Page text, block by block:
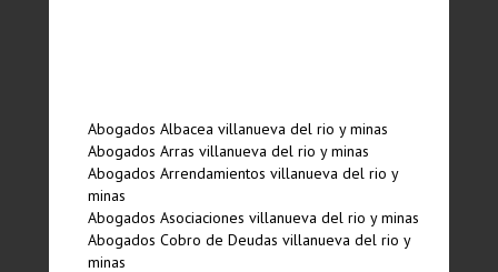
Abogados Albacea villanueva del rio y minas
Abogados Arras villanueva del rio y minas
Abogados Arrendamientos villanueva del rio y
minas
Abogados Asociaciones villanueva del rio y minas
Abogados Cobro de Deudas villanueva del rio y
minas